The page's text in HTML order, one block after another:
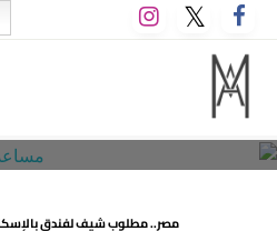
التخطي
إلى
المحتوى
M A hotels | إم ايه هوتيلز
الموقع الأول للعاملين في
مصر.. مطلوب شيف لفندق